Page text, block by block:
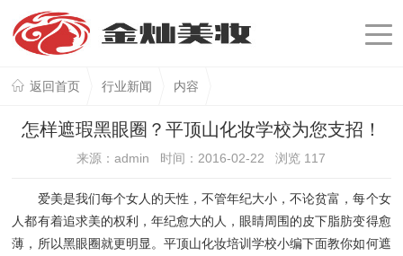
返回首页 行业新闻 内容
怎样遮瑕黑眼圈？平顶山化妆学校为您支招！
来源：admin 时间：2016-02-22 浏览 117
爱美是我们每个女人的天性，不管年纪大小，不论贫富，每个女
人都有着追求美的权利，年纪愈大的人，眼睛周围的皮下脂肪变得愈
薄，所以黑眼圈就更明显。平顶山化妆培训学校小编下面教你如何遮